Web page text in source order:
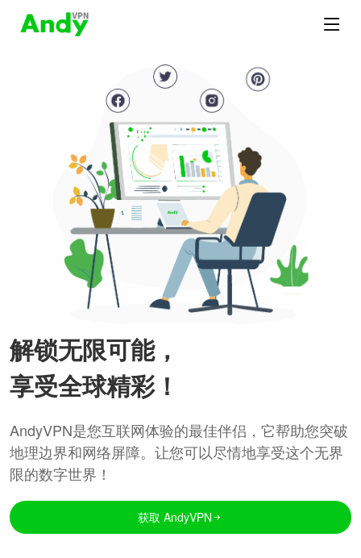
解锁无限可能，
享受全球精彩！
AndyVPN是您互联网体验的最佳伴侣，它帮助您突破
地理边界和网络屏障。让您可以尽情地享受这个无界
限的数字世界！
获取 AndyVPN